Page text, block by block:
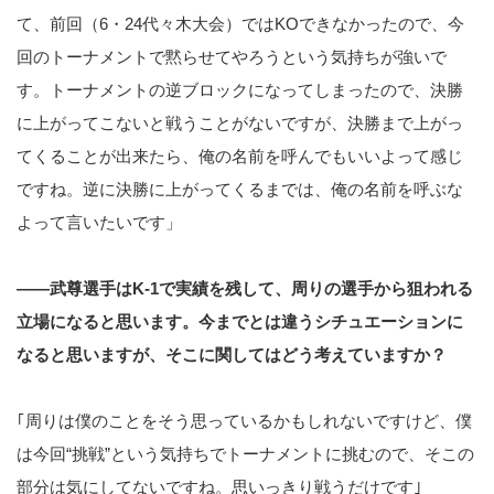
て、前回（6・24代々木大会）ではKOできなかったので、今
回のトーナメントで黙らせてやろうという気持ちが強いで
す。トーナメントの逆ブロックになってしまったので、決勝
に上がってこないと戦うことがないですが、決勝まで上がっ
てくることが出来たら、俺の名前を呼んでもいいよって感じ
ですね。逆に決勝に上がってくるまでは、俺の名前を呼ぶな
よって言いたいです」
――武尊選手はK-1で実績を残して、周りの選手から狙われる
立場になると思います。今までとは違うシチュエーションに
なると思いますが、そこに関してはどう考えていますか？
｢周りは僕のことをそう思っているかもしれないですけど、僕
は今回“挑戦”という気持ちでトーナメントに挑むので、そこの
部分は気にしてないですね。思いっきり戦うだけです｣